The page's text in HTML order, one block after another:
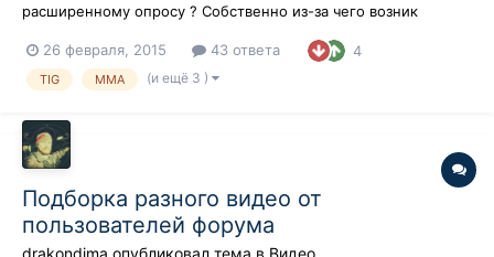
расширенному опросу ? Собственно из-за чего возник
по маркетингу сделать опрос, опрашивать про виды чая или
чего другого не хочется , вот я и хочу про выбор сварочного
26 февраля, 2015 43 ответа 4
TIG MMA (и ещё 3 )
Подборка разного видео от
пользователей форума
drakondima опубликовал тема в Видео